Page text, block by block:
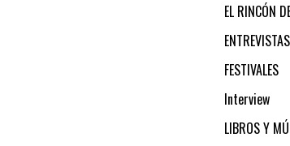
EL RINCÓN
ENTREVISTAS
FESTIVALES
Interview
LIBROS Y